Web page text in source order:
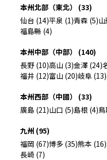
本州北部（東北） (33)
仙台 (14)平泉 (1)青森 (5)
福島縣 (4)
本州中部（中部） (140)
長野 (10)高山 (3)金澤 (24)
福井 (12)富山 (20)岐阜 (13)
本州西部（中國） (33)
廣島 (21)山口 (5)島根 (4)
九州 (95)
福岡 (67)博多 (35)熊本 (16)
長崎 (7)